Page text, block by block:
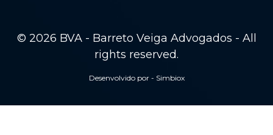
© 2026 BVA - Barreto Veiga Advogados - All
rights reserved.
Desenvolvido por - Simbiox